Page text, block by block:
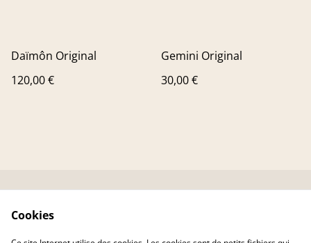
Daïmôn Original
120,00 €
Gemini Original
30,00 €
confidentialité
Cookies